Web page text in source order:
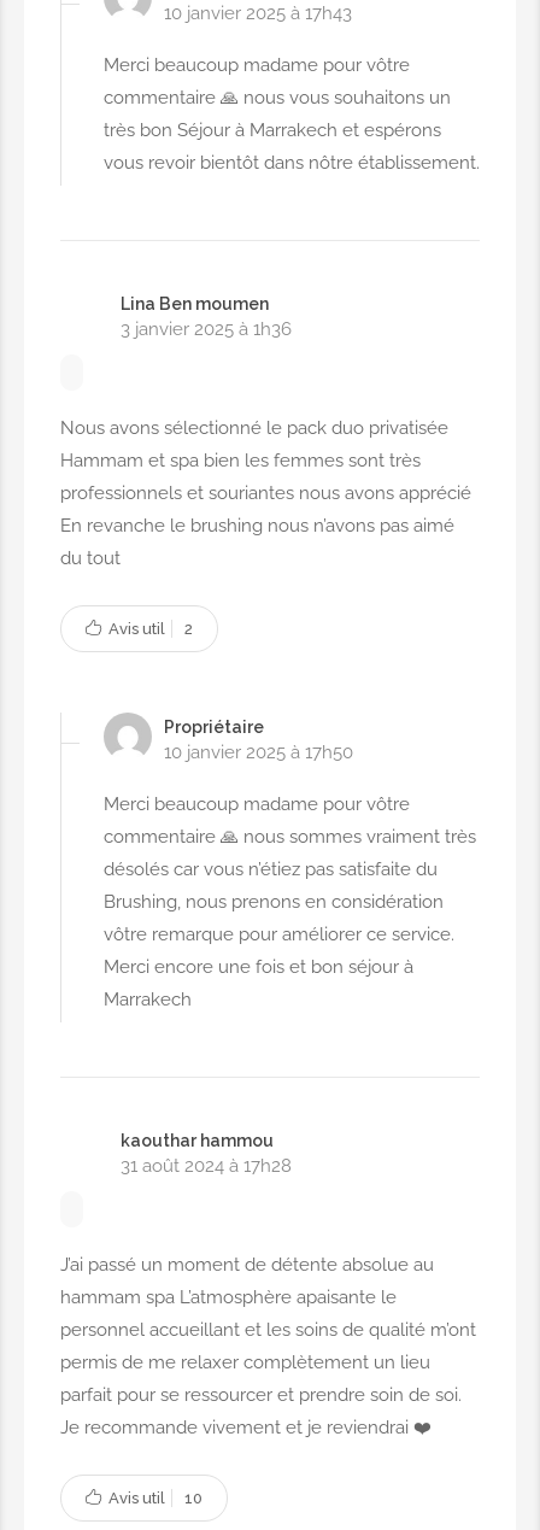
10 janvier 2025 à 17h43
Merci beaucoup madame pour vôtre
commentaire 🙏 nous vous souhaitons un
très bon Séjour à Marrakech et espérons
vous revoir bientôt dans nôtre établissement.
Lina Ben moumen
3 janvier 2025 à 1h36
Nous avons sélectionné le pack duo privatisée
Hammam et spa bien les femmes sont très
professionnels et souriantes nous avons apprécié
En revanche le brushing nous n’avons pas aimé
du tout
Avis util 2
Propriétaire
10 janvier 2025 à 17h50
Merci beaucoup madame pour vôtre
commentaire 🙏 nous sommes vraiment très
désolés car vous n’étiez pas satisfaite du
Brushing, nous prenons en considération
vôtre remarque pour améliorer ce service.
Merci encore une fois et bon séjour à
Marrakech
kaouthar hammou
31 août 2024 à 17h28
J’ai passé un moment de détente absolue au
hammam spa L’atmosphère apaisante le
personnel accueillant et les soins de qualité m’ont
permis de me relaxer complètement un lieu
parfait pour se ressourcer et prendre soin de soi.
Je recommande vivement et je reviendrai ❤️
Avis util 10